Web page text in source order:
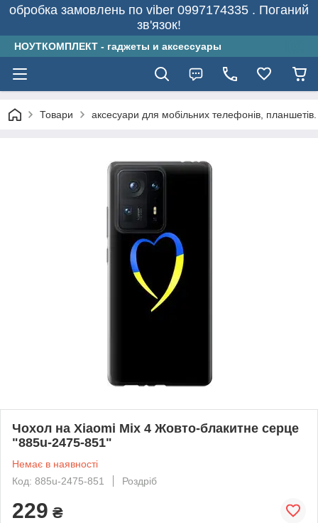
обробка замовлень по viber 0997174335 . Поганий
зв'язок!
НОУТКОМПЛЕКТ - гаджеты и аксессуары
Товари аксесуари для мобільних телефонів, планшетів.
Чохол на Xiaomi Mix 4 Жовто-блакитне серце
"885u-2475-851"
Немає в наявності
Код: 885u-2475-851
Роздріб
229 ₴